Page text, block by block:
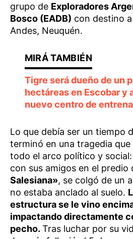
grupo de Exploradores
Bosco (EADB) con destino
Andes, Neuquén.
Tigre será dueño de un
hectáreas en Escobar y
nuevo centro de
Lo que debía ser un tiempo
terminó en una tragedia
todo el arco político y
con sus amigos en el predio
Salesiana», se colgó de un
no estaba anclado al suelo.
estructura se le vino
impactando directamente
pecho. Tras luchar por su